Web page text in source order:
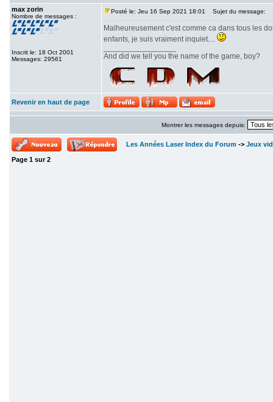
max zorin
Nombre de messages :
Inscrit le: 18 Oct 2001
Messages: 29561
Posté le: Jeu 16 Sep 2021 18:01 Sujet du message:
Malheureusement c'est comme ca dans tous les
enfants, je suis vraiment inquiet....
And did we tell you the name of the game, boy?
Revenir en haut de page
Montrer les messages depuis:
Les Années Laser Index du Forum -> Jeux
Page 1 sur2